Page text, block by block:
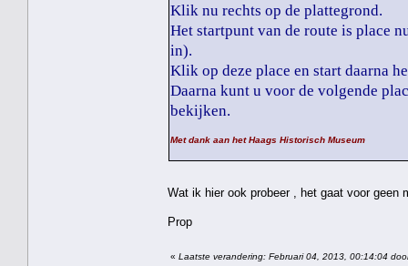
Klik nu rechts op de plattegrond.
Het startpunt van de route is place
in).
Klik op deze place en start daarna
Daarna kunt u voor de volgende
bekijken.
Met dank aan het Haags Historisch Museum
Wat ik hier ook probeer , het gaat voor geen
Prop
« Laatste verandering: Februari 04, 2013, 00:14:04